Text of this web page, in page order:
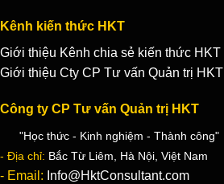
Kênh kiến thức HKT
Giới thiệu Kênh chia sẻ kiến thức HKT
Giới thiệu Cty CP Tư vấn Quản trị HKT
Công ty CP Tư vấn Quản trị HKT
"Học thức - Kinh nghiệm - Thành công"
- Địa chỉ: Bắc Từ Liêm, Hà Nội, Việt Nam
- Email: Info@HktConsultant.com